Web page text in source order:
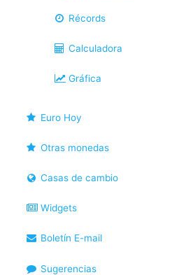
Récords
Calculadora
Gráfica
Euro Hoy
Otras monedas
Casas de cambio
Widgets
Boletín E-mail
Sugerencias